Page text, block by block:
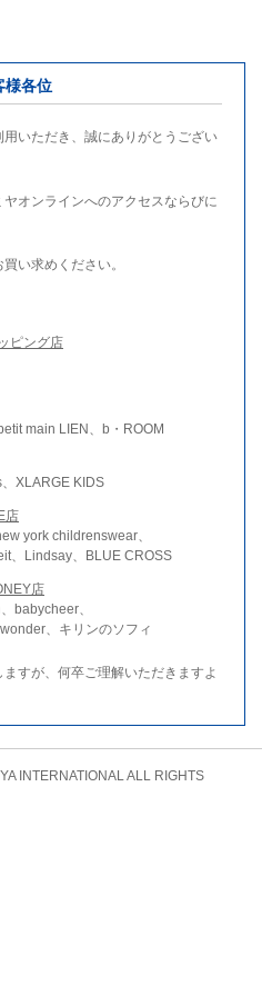
様各位
いただき、誠にありがとうござい
オンラインへのアクセスならびに
い求めください。
ピング店
main LIEN、b・ROOM
XLARGE KIDS
店
york childrenswear、
、Lindsay、BLUE CROSS
店
babycheer、
、キリンのソフィ
すが、何卒ご理解いただきますよ